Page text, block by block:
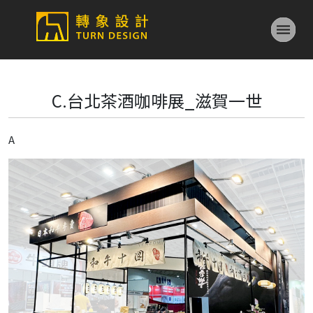
C.台北茶酒咖啡展_滋賀一世
A